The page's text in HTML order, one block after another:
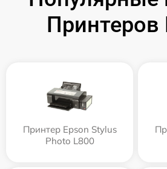
Принтеров
Принтер Epson Stylus
Photo L800